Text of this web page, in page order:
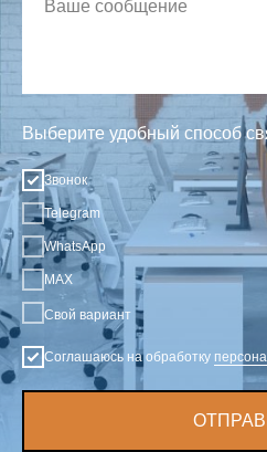
Выберите удобный способ
Звонок
Telegram
WhatsApp
MAX
Свой вариант
Соглашаюсь на обработку